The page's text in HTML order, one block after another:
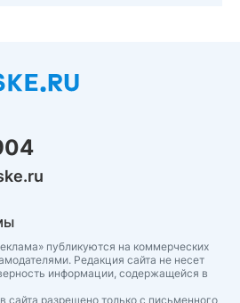
публикуются на коммерческих
Редакция сайта не несет
информации, содержащейся в
сайта разрешено только с письменного